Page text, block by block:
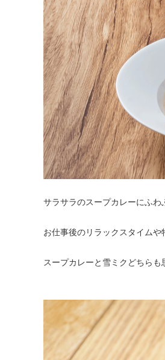
サラサラのスープカレーにふわ
お仕事後のリラックスタイムや
スープカレーと雪ミクどちら